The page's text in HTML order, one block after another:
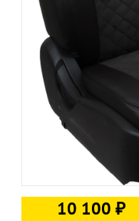
10 100 ₽